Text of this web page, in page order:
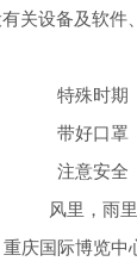
关设备及软件
特殊时期
带好口罩
注意安全
风里，雨里
重庆国际博览中